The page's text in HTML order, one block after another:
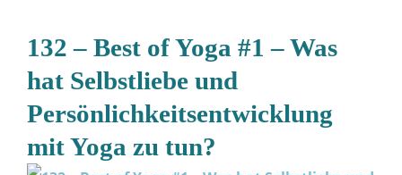
132 – Best of Yoga #1 – Was
hat Selbstliebe und
Persönlichkeitsentwicklung
mit Yoga zu tun?